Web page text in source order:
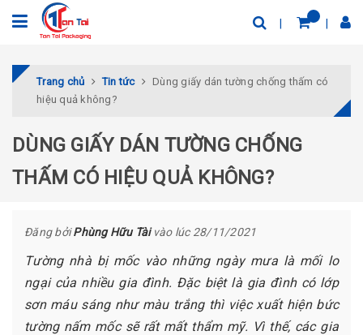
Trang chủ Tin tức
Dùng giấy dán tường chống thấm có
hiệu quả không?
DÙNG GIẤY DÁN TƯỜNG CHỐNG
THẤM CÓ HIỆU QUẢ KHÔNG?
Đăng bởiPhùng Hữu Tàivào lúc 28/11/2021
Tường nhà bị mốc vào những ngày mưa là mối lo
ngại của nhiều gia đình. Đặc biệt là gia đình có lớp
sơn máu sáng như màu trắng thì việc xuất hiện bức
tường nấm mốc sẽ rất mất thẩm mỹ. Vì thế, các gia